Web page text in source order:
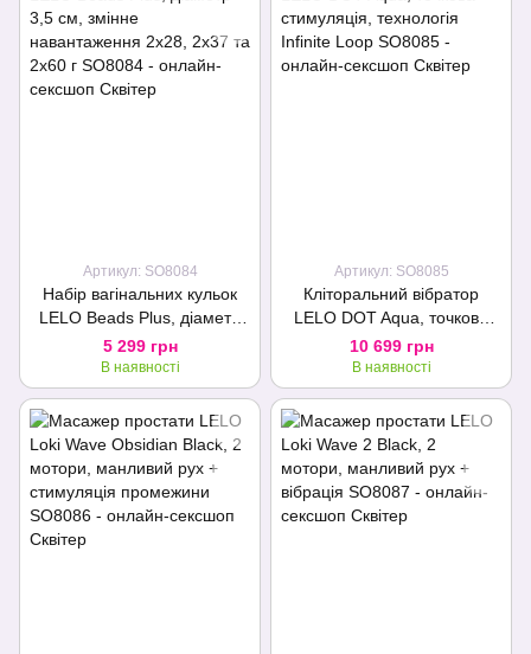
Артикул: SO8084
Набір вагінальних кульок
LELO Beads Plus, діаметр
3,5 см, змінне
навантаження 2х28, 2х37 та
2х60 г
5 299 грн
В наявності
Артикул: SO8085
Кліторальний вібратор
LELO DOT Aqua, точкова
стимуляція, технологія
Infinite Loop
10 699 грн
В наявності